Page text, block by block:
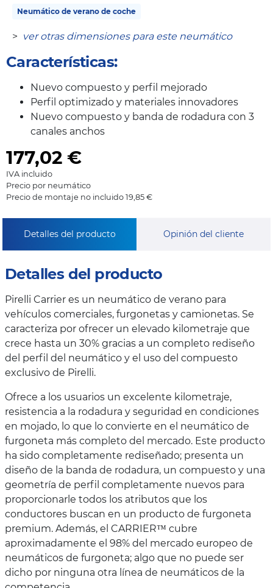
Neumático de verano de coche
> ver otras dimensiones para este neumático
Características:
Nuevo compuesto y perfil mejorado
Perfil optimizado y materiales innovadores
Nuevo compuesto y banda de rodadura con 3
canales anchos
177,02 €
IVA incluido
Precio por neumático
Precio de montaje no incluido 19,85 €
Detalles del producto Opinión del cliente
Detalles del producto
Pirelli Carrier es un neumático de verano para
vehículos comerciales, furgonetas y camionetas. Se
caracteriza por ofrecer un elevado kilometraje que
crece hasta un 30% gracias a un completo rediseño
del perfil del neumático y el uso del compuesto
exclusivo de Pirelli.
Ofrece a los usuarios un excelente kilometraje,
resistencia a la rodadura y seguridad en condiciones
en mojado, lo que lo convierte en el neumático de
furgoneta más completo del mercado. Este producto
ha sido completamente rediseñado; presenta un
diseño de la banda de rodadura, un compuesto y una
geometría de perfil completamente nuevos para
proporcionarle todos los atributos que los
conductores buscan en un producto de furgoneta
premium. Además, el CARRIER™ cubre
aproximadamente el 98% del mercado europeo de
neumáticos de furgoneta; algo que no puede ser
dicho por ninguna otra línea de neumáticos de la